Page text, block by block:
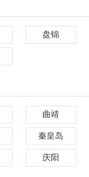
盘锦
曲靖
秦皇岛
庆阳